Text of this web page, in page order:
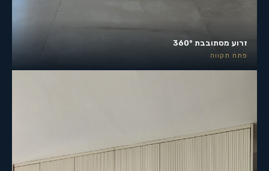
זרוע מסתובבת 360°
פתח תקווה